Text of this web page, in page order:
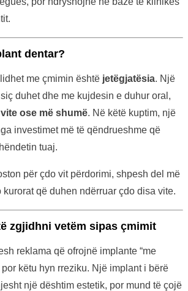
dentar?
me çmimin është jetëgjatësia. Një
duhet dhe me kujdesin e duhur oral,
ose më shumë. Në këtë kuptim, një
investimet më të qëndrueshme që
tuaj.
për çdo vit përdorimi, shpesh del më
kurorat që duhen ndërruar çdo disa vite.
zgjidhni vetëm sipas çmimit
reklama që ofrojnë implante “me
por këtu hyn rreziku. Një implant i bërë
një dështim estetik, por mund të çojë